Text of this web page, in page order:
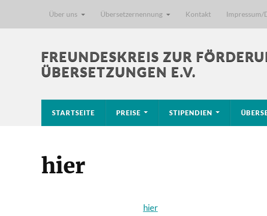
Über uns Übersetzernennung Kontakt Impressum/
FREUNDESKREIS ZUR
ÜBERSETZUNGEN E.V.
STARTSEITE PREISE STIPENDIEN
hier
hier